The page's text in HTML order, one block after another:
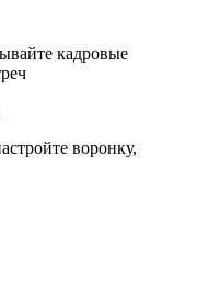
кадровые
воронку,